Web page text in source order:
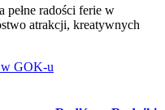
pełne radości ferie w
atrakcji, kreatywnych
w GOK-u